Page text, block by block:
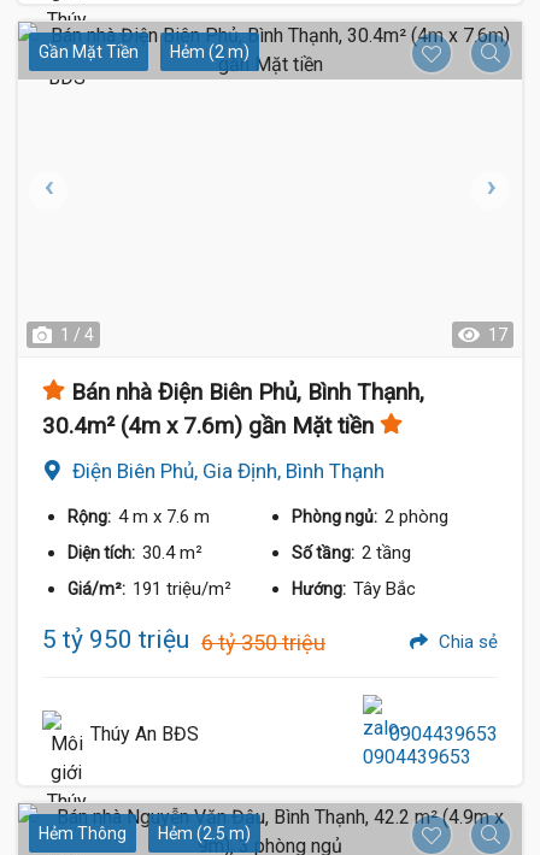
Gần Mặt Tiền Hẻm (2 m)
1 / 4 17
Bán nhà Điện Biên Phủ, Bình Thạnh,
30.4m² (4m x 7.6m) gần Mặt tiền
Điện Biên Phủ, Gia Định, Bình Thạnh
Rộng: 4 m x 7.6 m Phòng ngủ: 2 phòng
Diện tích: 30.4 m² Số tầng: 2 tầng
Giá/m²: 191 triệu/m² Hướng: Tây Bắc
5 tỷ 950 triệu 6 tỷ 350 triệu Chia sẻ
Thúy An BĐS 0904439653
Hẻm Thông Hẻm (2.5 m)